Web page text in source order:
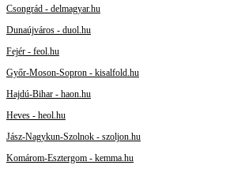
Csongrád - delmagyar.hu
Dunaújváros - duol.hu
Fejér - feol.hu
Győr-Moson-Sopron - kisalfold.hu
Hajdú-Bihar - haon.hu
Heves - heol.hu
Jász-Nagykun-Szolnok - szoljon.hu
Komárom-Esztergom - kemma.hu